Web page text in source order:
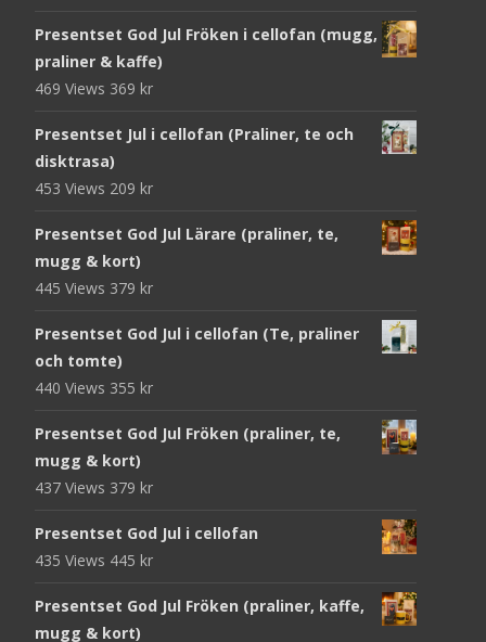
Presentset God Jul Fröken i cellofan (mugg,
praliner & kaffe)
469 Views 369 kr
Presentset Jul i cellofan (Praliner, te och
disktrasa)
453 Views 209 kr
Presentset God Jul Lärare (praliner, te,
mugg & kort)
445 Views 379 kr
Presentset God Jul i cellofan (Te, praliner
och tomte)
440 Views 355 kr
Presentset God Jul Fröken (praliner, te,
mugg & kort)
437 Views 379 kr
Presentset God Jul i cellofan
435 Views 445 kr
Presentset God Jul Fröken (praliner, kaffe,
mugg & kort)